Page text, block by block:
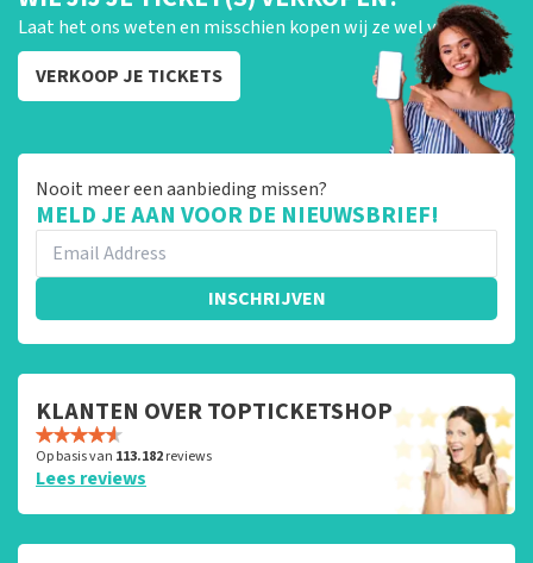
Laat het ons weten en misschien kopen wij ze wel van je!
VERKOOP JE TICKETS
Nooit meer een aanbieding missen?
MELD JE AAN VOOR DE NIEUWSBRIEF!
INSCHRIJVEN
KLANTEN OVER TOPTICKETSHOP
Op basis van 113.182reviews
Lees reviews